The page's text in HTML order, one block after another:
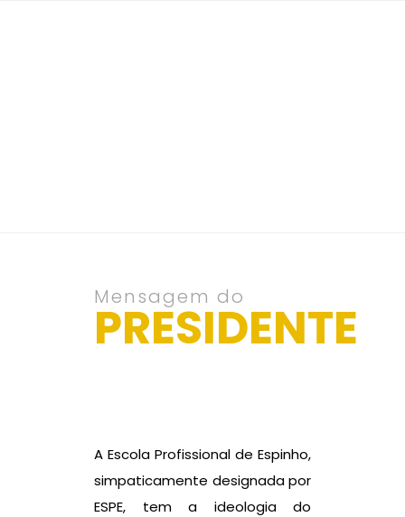
Mensagem do
PRESIDENTE
A Escola Profissional de Espinho,
simpaticamente designada por
ESPE, tem a ideologia do